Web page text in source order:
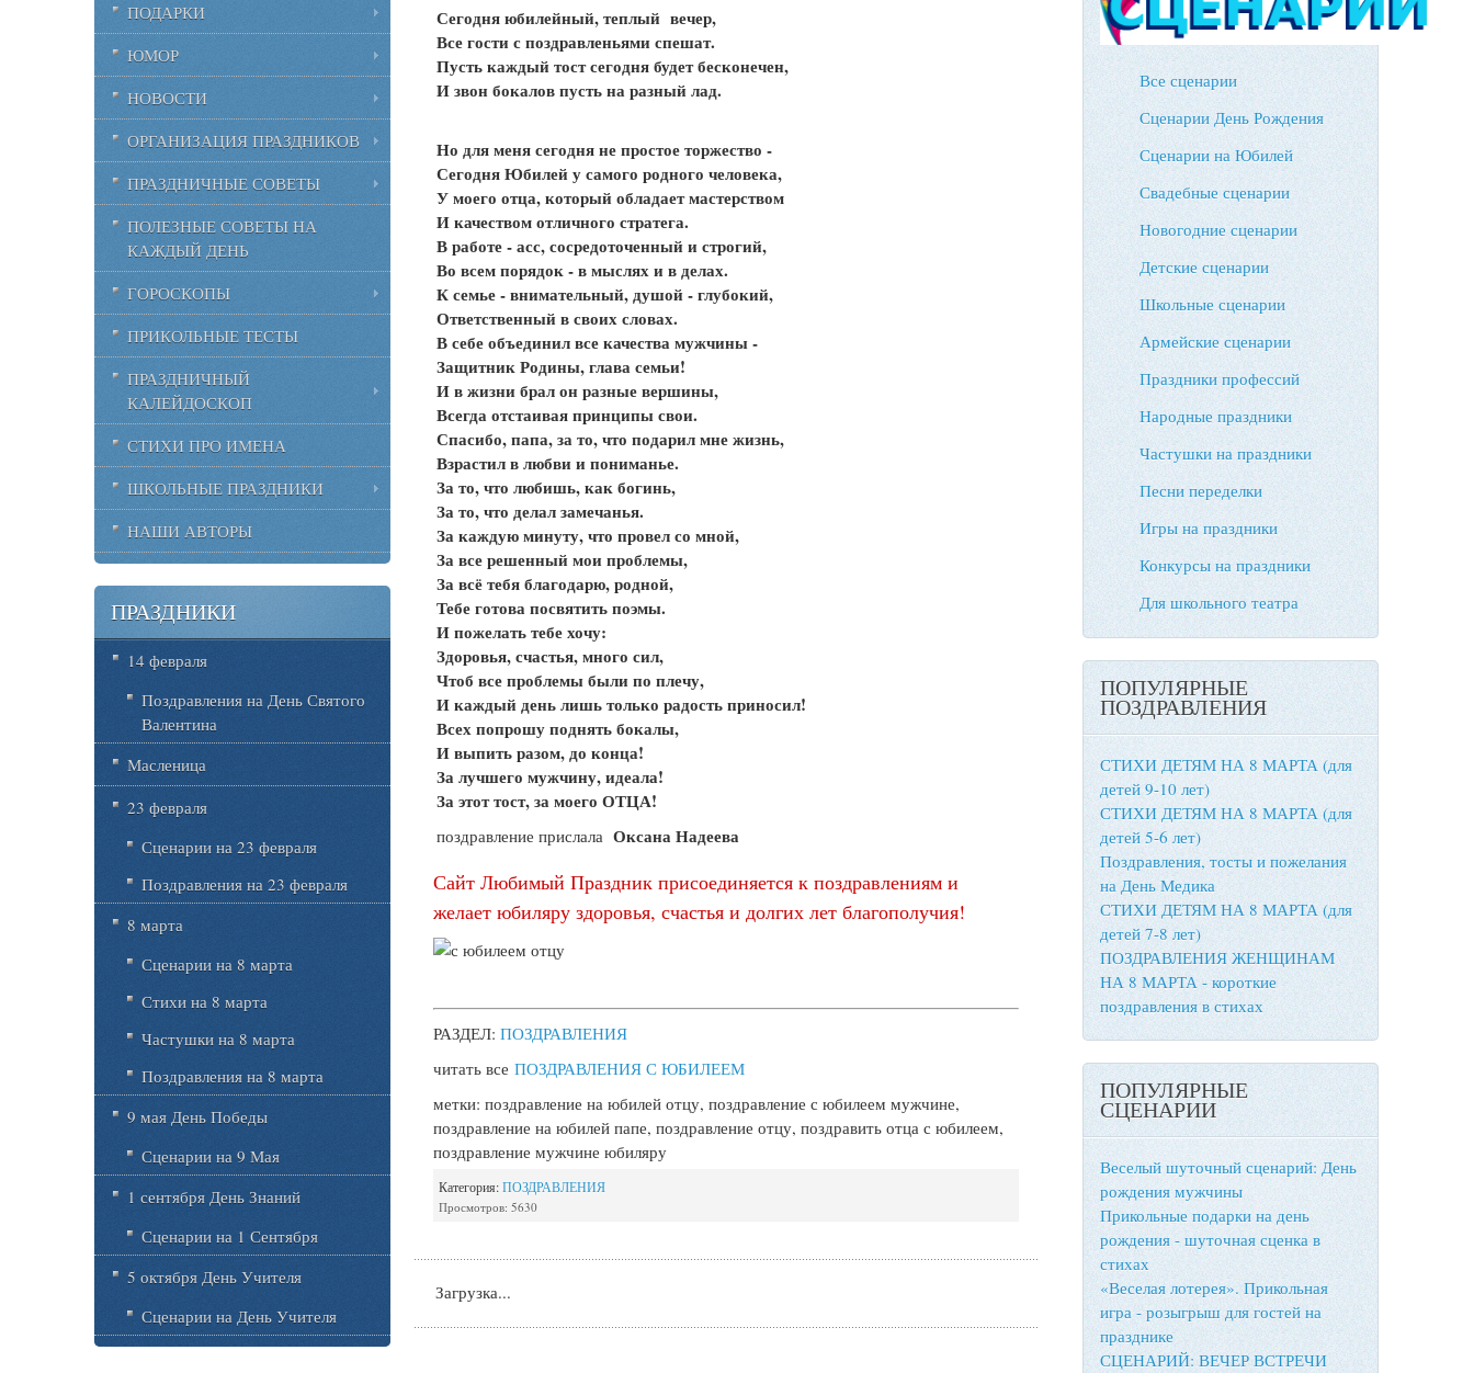
Сегодня юбилейный, теплый вечер,
Все гости с поздравленьями спешат.
Пусть каждый тост сегодня будет бесконечен,
И звон бокалов пусть на разный лад.
Но для меня сегодня не простое торжество -
Сегодня Юбилей у самого родного человека,
У моего отца, который обладает мастерством
И качеством отличного стратега.
В работе - асс, сосредоточенный и строгий,
Во всем порядок - в мыслях и в делах.
К семье - внимательный, душой - глубокий,
Ответственный в своих словах.
В себе объединил все качества мужчины -
Защитник Родины, глава семьи!
И в жизни брал он разные вершины,
Всегда отстаивая принципы свои.
Спасибо, папа, за то, что подарил мне жизнь,
Взрастил в любви и пониманье.
За то, что любишь, как богинь,
За то, что делал замечанья.
За каждую минуту, что провел со мной,
За все решенный мои проблемы,
За всё тебя благодарю, родной,
Тебе готова посвятить поэмы.
И пожелать тебе хочу:
Здоровья, счастья, много сил,
Чтоб все проблемы были по плечу,
И каждый день лишь только радость приносил!
Всех попрошу поднять бокалы,
И выпить разом, до конца!
За лучшего мужчину, идеала!
За этот тост, за моего ОТЦА!
поздравление прислалаОксана Надеева
Сайт Любимый Праздник присоединяется к поздравлениям и
желает юбиляру здоровья, счастья и долгих лет благополучия!
РАЗДЕЛ:ПОЗДРАВЛЕНИЯ
читать всеПОЗДРАВЛЕНИЯ С ЮБИЛЕЕМ
метки: поздравление на юбилей отцу, поздравление с юбилеем мужчине,
поздравление на юбилей папе, поздравление отцу, поздравить отца с юбилеем,
поздравление мужчине юбиляру
Категория:ПОЗДРАВЛЕНИЯ
Просмотров: 5630
Загрузка...
ПОДАРКИ
ЮМОР
НОВОСТИ
ОРГАНИЗАЦИЯ ПРАЗДНИКОВ
ПРАЗДНИЧНЫЕ СОВЕТЫ
ПОЛЕЗНЫЕ СОВЕТЫ НА
КАЖДЫЙ ДЕНЬ
ГОРОСКОПЫ
ПРИКОЛЬНЫЕ ТЕСТЫ
ПРАЗДНИЧНЫЙ
КАЛЕЙДОСКОП
СТИХИ ПРО ИМЕНА
ШКОЛЬНЫЕ ПРАЗДНИКИ
НАШИ АВТОРЫ
ПРАЗДНИКИ
14 февраля
Поздравления на День Святого
Валентина
Масленица
23 февраля
Сценарии на 23 февраля
Поздравления на 23 февраля
8 марта
Сценарии на 8 марта
Стихи на 8 марта
Частушки на 8 марта
Поздравления на 8 марта
9 мая День Победы
Сценарии на 9 Мая
1 сентября День Знаний
Сценарии на 1 Сентября
5 октября День Учителя
Сценарии на День Учителя
Все сценарии
Сценарии День Рождения
Сценарии на Юбилей
Свадебные сценарии
Новогодние сценарии
Детские сценарии
Школьные сценарии
Армейские сценарии
Праздники профессий
Народные праздники
Частушки на праздники
Песни переделки
Игры на праздники
Конкурсы на праздники
Для школьного театра
ПОПУЛЯРНЫЕ
ПОЗДРАВЛЕНИЯ
СТИХИ ДЕТЯМ НА 8 МАРТА (для
детей 9-10 лет)
СТИХИ ДЕТЯМ НА 8 МАРТА (для
детей 5-6 лет)
Поздравления, тосты и пожелания
на День Медика
СТИХИ ДЕТЯМ НА 8 МАРТА (для
детей 7-8 лет)
ПОЗДРАВЛЕНИЯ ЖЕНЩИНАМ
НА 8 МАРТА - короткие
поздравления в стихах
ПОПУЛЯРНЫЕ
СЦЕНАРИИ
Веселый шуточный сценарий: День
рождения мужчины
Прикольные подарки на день
рождения - шуточная сценка в
стихах
«Веселая лотерея». Прикольная
игра - розыгрыш для гостей на
празднике
СЦЕНАРИЙ: ВЕЧЕР ВСТРЕЧИ